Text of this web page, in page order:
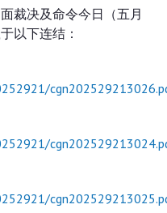
裁决及命令今日（五月
以下连结：